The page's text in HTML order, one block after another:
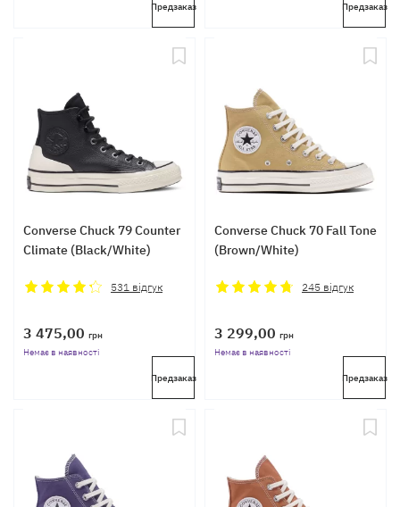
Предзаказ Предзаказ
Converse Chuck 79 Counter
Climate (Black/White)
531 відгук
3 475,00 грн
Немає в наявності
Предзаказ
Converse Chuck 70 Fall Tone
(Brown/White)
245 відгук
3 299,00 грн
Немає в наявності
Предзаказ